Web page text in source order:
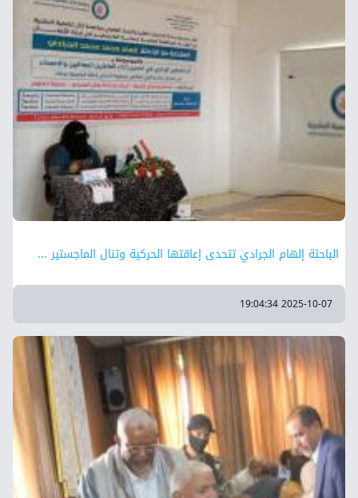
الباحثة إلهام الجرادي تتحدى إعاقتها الحركية وتنال الماجستير ...
2025-10-07 19:04:34